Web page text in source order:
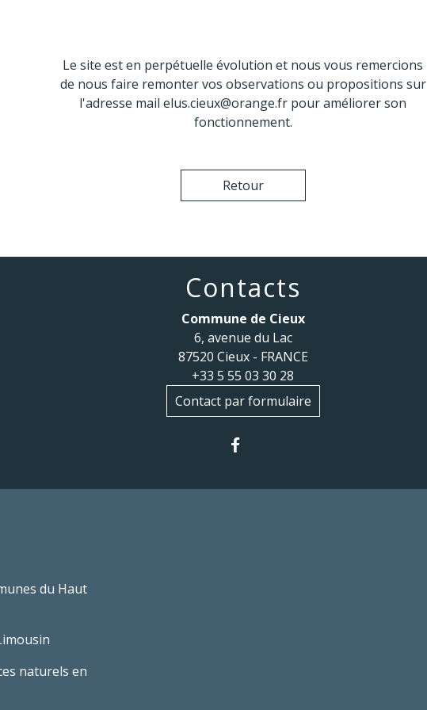
Le site est en perpétuelle évolution et nous vous remercions
de nous faire remonter vos observations ou propositions sur
l'adresse mail elus.cieux@orange.fr pour améliorer son
fonctionnement.
Retour
Contacts
Commune de Cieux
6, avenue du Lac
87520 Cieux - FRANCE
+33 5 55 03 30 28
Contact par formulaire
du Haut
naturels en